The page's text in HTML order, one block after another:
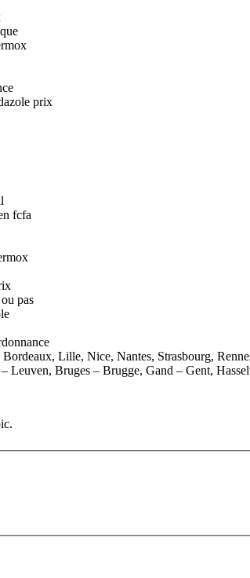
prix
fcfa
pas
Lille, Nice, Nantes, Strasbourg,
Leuven, Bruges – Brugge, Gand – Gent,